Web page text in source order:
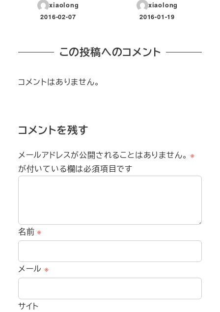
xiaolong
投稿日
2016-02-07
xiaolong
投稿日
2016-01-19
この投稿へのコメント
コメントはありません。
コメントを残す
メールアドレスが公開されることはありません。 ※
が付いている欄は必須項目です
名前※
メール ※
サイト